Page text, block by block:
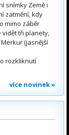
snímky Země i
zatmění, kdy
mimo záběr
vidět tři planety,
(jasnější
rozkliknutí
více novinek »